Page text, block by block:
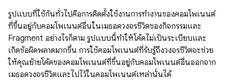
รูปแบบที่ใช้กันทั่วไปคือการติดตั้งใช้งานการทำงานของคอมโพเนนต์
ที่ขึ้นอยู่กับคอมโพเนนต์อื่นในเมธอดวงจรชีวิตของกิจกรรมและ
Fragment อย่างไรก็ตาม รูปแบบนี้ทำให้โค้ดไม่เป็นระเบียบและ
เกิดข้อผิดพลาดมากขึ้น การใช้คอมโพเนนต์ที่รับรู้ถึงวงจรชีวิตจะช่วย
ให้คุณย้ายโค้ดของคอมโพเนนต์ที่ขึ้นอยู่กับคอมโพเนนต์อื่นออกจาก
เมธอดวงจรชีวิตและไปไว้ในคอมโพเนนต์เหล่านั้นได้